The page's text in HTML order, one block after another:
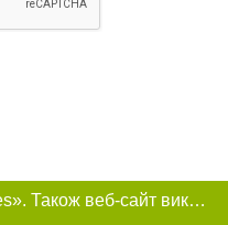
Цей сайт використовує «cookies». Також веб-сайт використовує інтернет-сервіс для збору технічних даних стосовно відвідувачів з метою отримання маркетингової та статистичної інформації. Умови обробки даних відвідувачів сайту див.